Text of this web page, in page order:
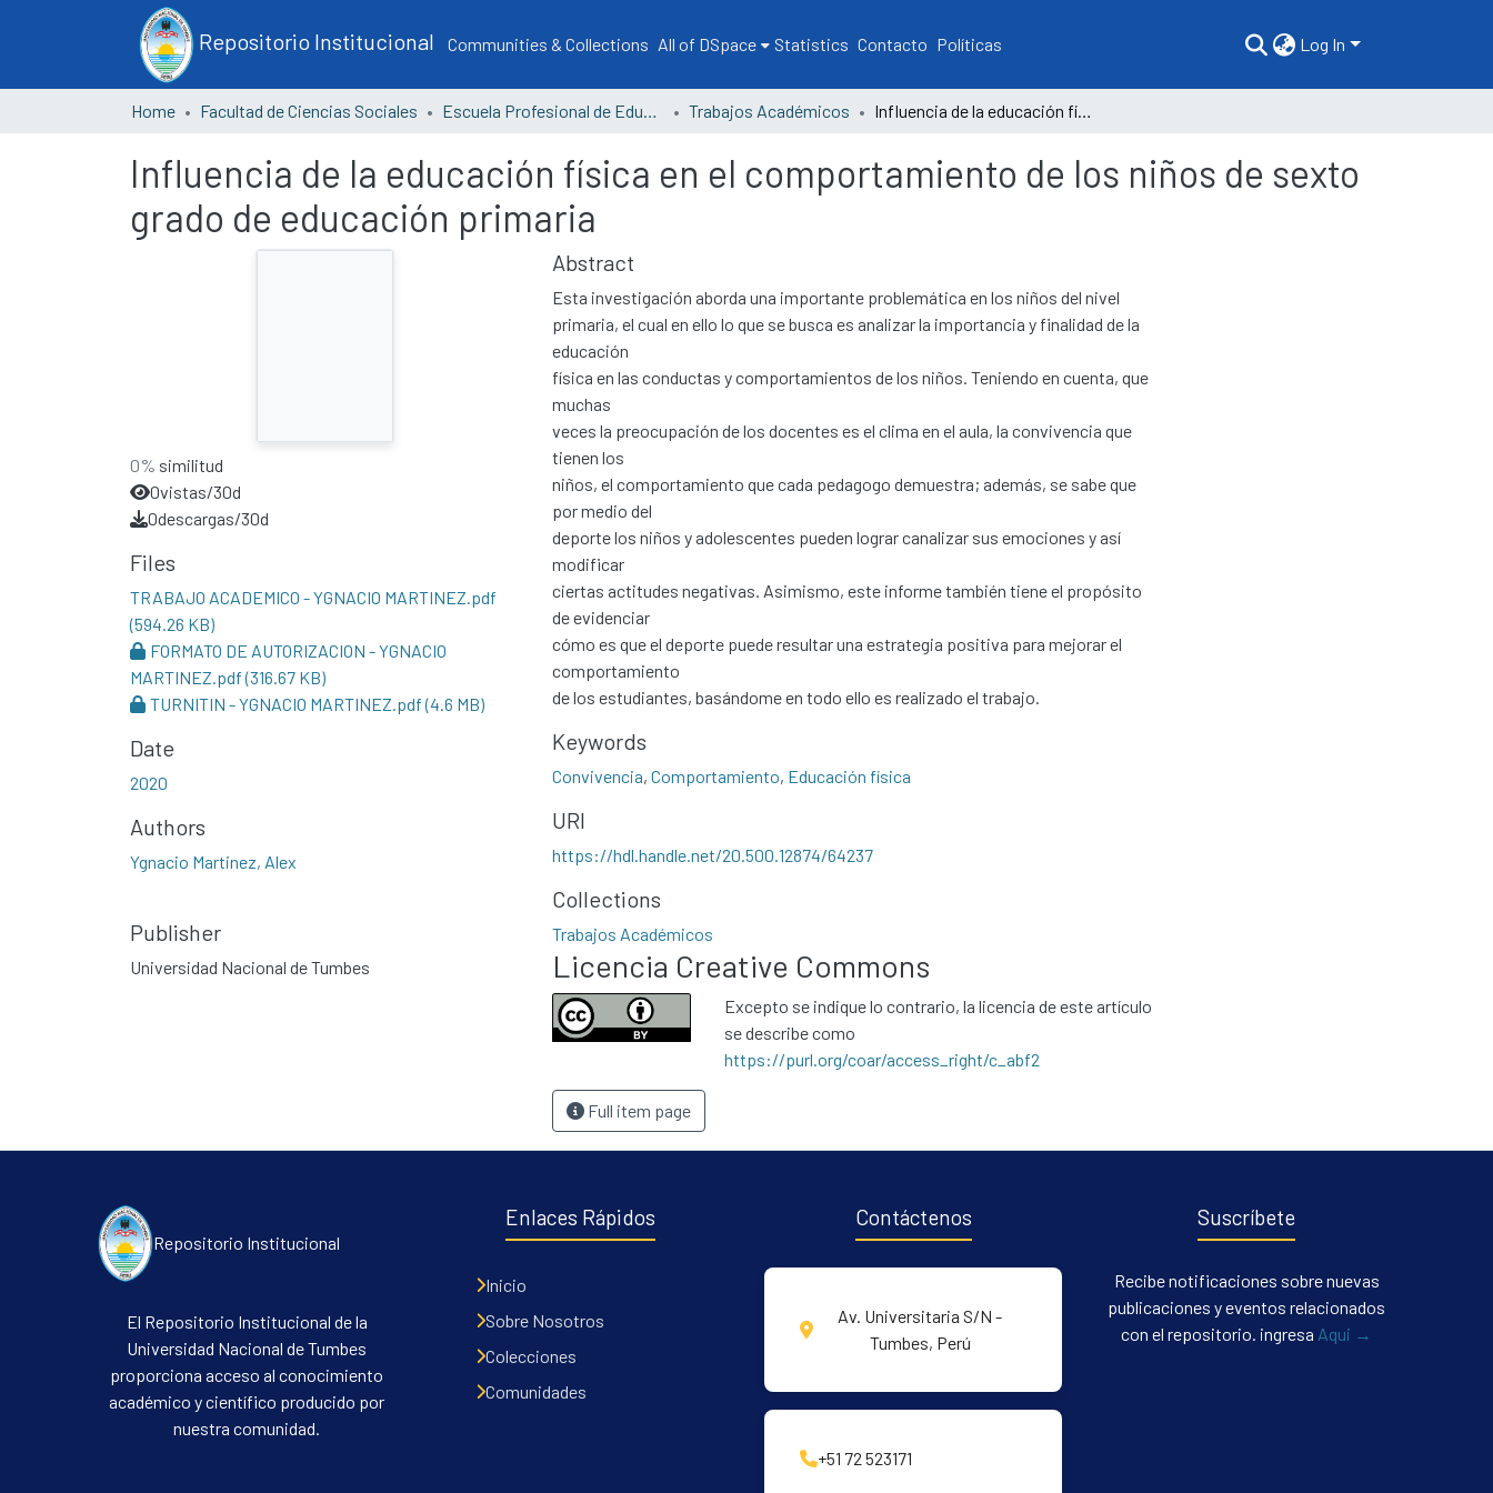
Repositorio Institucional Communities & Collections All of DSpace Statistics Contacto Políticas Log In
Home Facultad de Ciencias Sociales Escuela Profesional de Educación Trabajos Académicos Influencia de la educación física en el comportamiento de los niños de sexto grado de educación primaria
Influencia de la educación física en el comportamiento de los niños de sexto
grado de educación primaria
0% similitud
0vistas/30d
0descargas/30d
Files
TRABAJO ACADEMICO - YGNACIO MARTINEZ.pdf
(594.26 KB)
FORMATO DE AUTORIZACION - YGNACIO
MARTINEZ.pdf(316.67 KB)
TURNITIN - YGNACIO MARTINEZ.pdf(4.6 MB)
Date
2020
Authors
Ygnacio Martinez, Alex
Publisher
Universidad Nacional de Tumbes
Abstract
Esta investigación aborda una importante problemática en los niños del nivel
primaria, el cual en ello lo que se busca es analizar la importancia y finalidad de la
educación
física en las conductas y comportamientos de los niños. Teniendo en cuenta, que
muchas
veces la preocupación de los docentes es el clima en el aula, la convivencia que
tienen los
niños, el comportamiento que cada pedagogo demuestra; además, se sabe que
por medio del
deporte los niños y adolescentes pueden lograr canalizar sus emociones y así
modificar
ciertas actitudes negativas. Asimismo, este informe también tiene el propósito
de evidenciar
cómo es que el deporte puede resultar una estrategia positiva para mejorar el
comportamiento
de los estudiantes, basándome en todo ello es realizado el trabajo.
Keywords
Convivencia, Comportamiento, Educación física
URI
https://hdl.handle.net/20.500.12874/64237
Collections
Trabajos Académicos
Licencia Creative Commons
Excepto se indique lo contrario, la licencia de este artículo
se describe como
https://purl.org/coar/access_right/c_abf2
Full item page
Repositorio Institucional
El Repositorio Institucional de la
Universidad Nacional de Tumbes
proporciona acceso al conocimiento
académico y científico producido por
nuestra comunidad.
Enlaces Rápidos
Inicio
Sobre Nosotros
Colecciones
Comunidades
Contáctenos
Av. Universitaria S/N -
Tumbes, Perú
+51 72 523171
Suscríbete
Recibe notificaciones sobre nuevas
publicaciones y eventos relacionados
con el repositorio. ingresa Aqui →